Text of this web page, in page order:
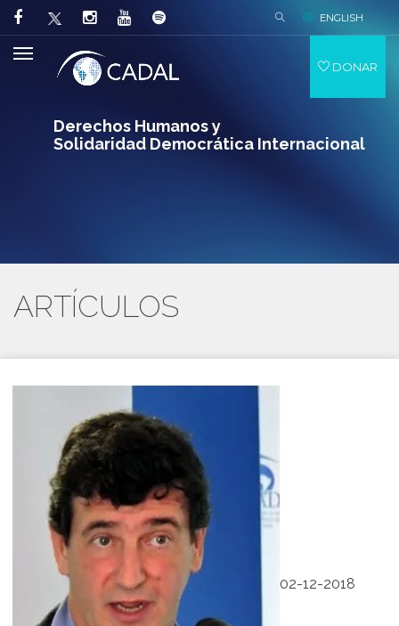
Derechos Humanos y
Solidaridad Democrática Internacional
ENGLISH
DONAR
ARTÍCULOS
02-12-2018